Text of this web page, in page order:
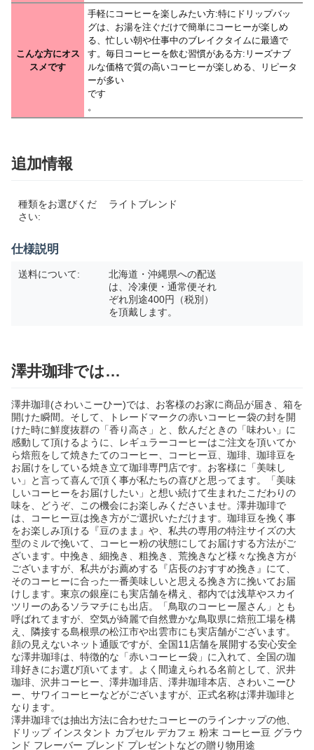
こんな方にオス
スメです
手軽にコーヒーを楽しみたい方:特にドリップバッ
グは、お湯を注ぐだけで簡単にコーヒーが楽しめ
る、忙しい朝や仕事中のブレイクタイムに最適で
す。毎日コーヒーを飲む習慣がある方:リーズナブ
ルな価格で質の高いコーヒーが楽しめる、リピータ
ーが多い
です
。
追加情報
種類をお選びくだ
さい:
ライトブレンド
仕様説明
送料について:
北海道・沖縄県への配送
は、冷凍便・通常便それ
ぞれ別途400円（税別）
を頂戴します。
澤井珈琲では…
澤井珈琲(さわいこーひー)では、お客様のお家に商品が届き、箱を
開けた瞬間。そして、トレードマークの赤いコーヒー袋の封を開
けた時に鮮度抜群の「香り高さ」と、飲んだときの「味わい」に
感動して頂けるように、レギュラーコーヒーはご注文を頂いてか
ら焙煎をして焼きたてのコーヒー、コーヒー豆、珈琲、珈琲豆を
お届けをしている焼き立て珈琲専門店です。お客様に「美味し
い」と言って喜んで頂く事が私たちの喜びと思ってます。「美味
しいコーヒーをお届けしたい」と想い続けて生まれたこだわりの
味を、どうぞ、この機会にお楽しみくださいませ。澤井珈琲で
は、コーヒー豆は挽き方がご選択いただけます。珈琲豆を挽く事
をお楽しみ頂ける『豆のまま』や、私共の専用の特注サイズの大
型のミルで挽いて、コーヒー粉の状態にしてお届けする方法がご
ざいます。中挽き、細挽き、粗挽き、荒挽きなど様々な挽き方が
ございますが、私共がお薦めする『店長のおすすめ挽き』にて、
そのコーヒーに合った一番美味しいと思える挽き方に挽いてお届
けします。東京の銀座にも実店舗を構え、都内では浅草やスカイ
ツリーのあるソラマチにも出店。「鳥取のコーヒー屋さん」とも
呼ばれてますが、空気が綺麗で自然豊かな鳥取県に焙煎工場を構
え、隣接する島根県の松江市や出雲市にも実店舗がございます。
顔の見えないネット通販ですが、全国11店舗を展開する安心安全
な澤井珈琲は、特徴的な「赤いコーヒー袋」に入れて、全国の珈
琲好きにお選び頂いてます。よく間違えられる名前として、沢井
珈琲、沢井コーヒー、澤井珈琲店、澤井珈琲本店、さわいこーひ
ー、サワイコーヒーなどがございますが、正式名称は澤井珈琲と
なります。
澤井珈琲では抽出方法に合わせたコーヒーのラインナップの他、
ドリップ インスタント カプセル デカフェ 粉末 コーヒー豆 グラウ
ンド フレーバー ブレンド プレゼントなどの贈り物用途